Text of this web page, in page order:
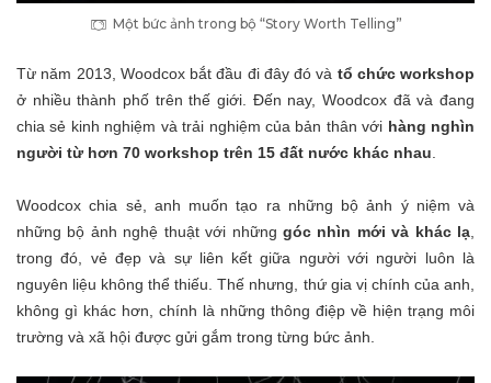
Một bức ảnh trong bộ “Story Worth Telling”
Từ năm 2013, Woodcox bắt đầu đi đây đó và tổ chức workshop
ở nhiều thành phố trên thế giới. Đến nay, Woodcox đã và đang
chia sẻ kinh nghiệm và trải nghiệm của bản thân với hàng nghìn
người từ hơn 70 workshop trên 15 đất nước khác nhau.
Woodcox chia sẻ, anh muốn tạo ra những bộ ảnh ý niệm và
những bộ ảnh nghệ thuật với những góc nhìn mới và khác lạ,
trong đó, vẻ đẹp và sự liên kết giữa người với người luôn là
nguyên liệu không thể thiếu. Thế nhưng, thứ gia vị chính của anh,
không gì khác hơn, chính là những thông điệp về hiện trạng môi
trường và xã hội được gửi gắm trong từng bức ảnh.